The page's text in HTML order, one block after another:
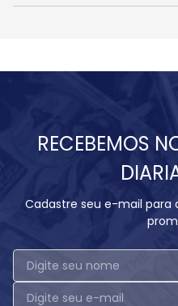
RECEBEMOS
Cadastre seu e-mail para